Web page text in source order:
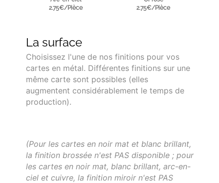
2.75€/Pièce
2.75€/Pièce
La surface
Choisissez l'une de nos finitions pour vos
cartes en métal. Différentes finitions sur une
même carte sont possibles (elles
augmentent considérablement le temps de
production).
(Pour les cartes en noir mat et blanc brillant,
la finition brossée n'est PAS disponible ; pour
les cartes en noir mat, blanc brillant, arc-en-
ciel et cuivre, la finition miroir n'est PAS